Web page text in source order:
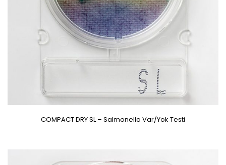
COMPACT DRY SL – Salmonella Var/Yok Testi